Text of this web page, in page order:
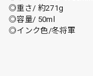
◎重さ/ 約271g
◎容量/ 50ml
◎インク色/冬将軍